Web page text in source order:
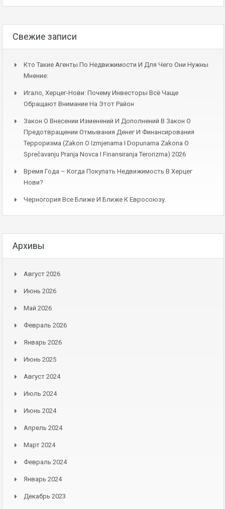
Свежие записи
Кто Такие Агенты По Недвижимости И Для Чего Они Нужны
Мнение:
Игало, Херцег-Нови: Почему Инвесторы Всё Чаще
Обращают Внимание На Этот Район
Закон О Внесении Изменений И Дополнений В Закон О
Предотвращении Отмывания Денег И Финансирования
Терроризма (Zakon O Izmjenama I Dopunama Zakona O
Sprečavanju Pranja Novca I Finansiranja Terorizma) 2026
Время Года – Когда Покупать Недвижимость В Херцег
Нови?
Черногория Все Ближе И Ближе К Евросоюзу.
Архивы
Август 2026
Июнь 2026
Май 2026
Февраль 2026
Январь 2026
Июнь 2025
Август 2024
Июль 2024
Июнь 2024
Апрель 2024
Март 2024
Февраль 2024
Январь 2024
Декабрь 2023